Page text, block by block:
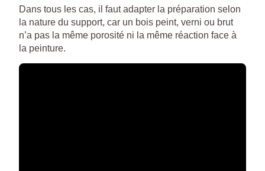
Dans tous les cas, il faut adapter la préparation selon
la nature du support, car un bois peint, verni ou brut
n’a pas la même porosité ni la même réaction face à
la peinture.